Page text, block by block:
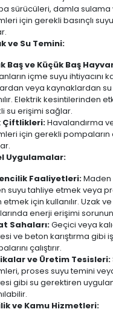
sürücüleri, damla sulama
için gerekli basınçlı
ve Su Temini:
Baş ve Küçük Baş
içme suyu ihtiyacını
veya kaynaklardan
Elektrik kesintilerinden
su erişimi sağlar.
Çiftlikleri:Havalandırma
için gerekli pompaların
Uygulamalar:
Faaliyetleri:Maden
suyu tahliye etmek veya
etmek için kullanılır. Uzak
enerji erişimi
Sahaları:Geçici veya
ve beton karıştırma gibi
çalıştırır.
ve Üretim Tesisleri:
proses suyu temini
gibi su gerektiren
ve Kamu Hizmetleri: